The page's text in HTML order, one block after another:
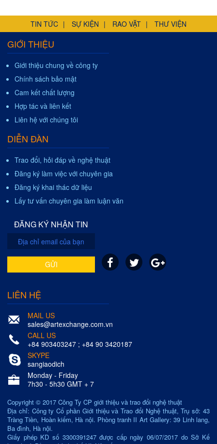
TIN TỨC SỰ KIỆN RAO VẶT THƯ VIỆN
GIỚI THIỆU
Giới thiệu chung về công ty
Chính sách bảo mật
Cam kết chất lượng
Hợp tác và liên kết
Liên hệ với chúng tôi
DIỄN ĐÀN
Trao đổi, hỏi đáp về nghệ thuật
Đăng ký làm việc với chuyên gia
Đăng ký khai thác dữ liệu
Lấy tư vấn chuyên gia làm luận văn
ĐĂNG KÝ NHẬN TIN
GỬI
LIÊN HỆ
MAIL US
sales@artexchange.com.vn
CALL US
+84 903403247 ; +84 90 3420187
SKYPE
sangiaodich
Monday - Friday
7h30 - 5h30 GMT + 7
Copyright © 2017 Công Ty CP giới thiệu và trao đổi nghệ thuật
Địa chỉ: Công ty Cổ phần Giới thiệu và Trao đổi Nghệ thuật, Trụ sở: 43
Tràng Tiền, Hoàn kiếm, Hà nội. Phòng tranh II Art Gallery: 39 Linh lang,
Ba đình, Hà nội.
Giấy phép KD số 3300391247 được cấp ngày 06/07/2017 do Sở Kế